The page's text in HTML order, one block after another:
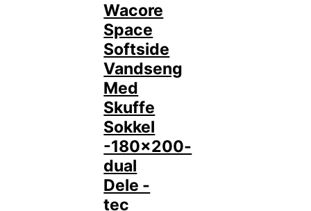
Wacore
Space
Softside
Vandseng
Med
Skuffe
Sokkel
-180×200-
dual
Dele -
tec